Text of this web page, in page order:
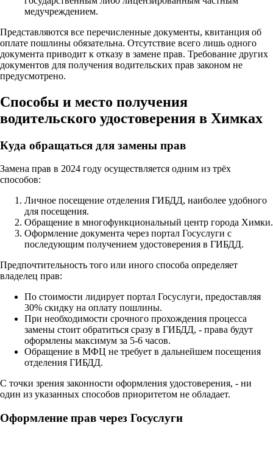
медучреждением.
Представляются все перечисленные документы, квитанция об
оплате пошлины обязательна. Отсутствие всего лишь одного
документа приводит к отказу в замене прав. Требование других
документов для получения водительских прав законом не
предусмотрено.
Способы и место получения
водительского удостоверения в Химках
Куда обращаться для замены прав
Замена прав в 2024 году осуществляется одним из трёх
способов:
Личное посещение отделения ГИБДД, наиболее удобного
для посещения.
Обращение в многофункциональный центр города Химки.
Оформление документа через портал Госуслуги с
последующим получением удостоверения в ГИБДД.
Предпочтительность того или иного способа определяет
владелец прав:
По стоимости лидирует портал Госуслуги, предоставляя
30% скидку на оплату пошлины.
При необходимости срочного прохождения процесса
замены стоит обратиться сразу в ГИБДД, - права будут
оформлены максимум за 5-6 часов.
Обращение в МФЦ не требует в дальнейшем посещения
отделения ГИБДД.
С точки зрения законности оформления удостоверения, - ни
один из указанных способов приоритетом не обладает.
Оформление прав через Госуслуги